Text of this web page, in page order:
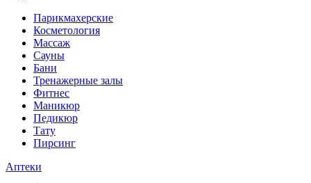
Парикмахерские
Косметология
Массаж
Сауны
Бани
Тренажерные залы
Фитнес
Маникюр
Педикюр
Тату
Пирсинг
Аптеки